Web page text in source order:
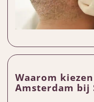
Waarom
Amsterdam bij